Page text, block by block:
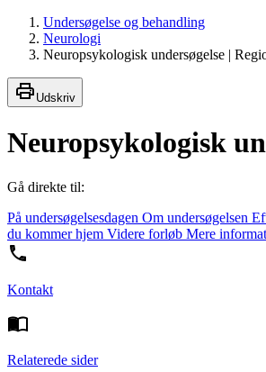
Undersøgelse og behandling
Neurologi
Neuropsykologisk undersøgelse |
Udskriv
Neuropsykologisk
Gå direkte til:
På undersøgelsesdagen Om undersøgelsen
du kommer hjem Videre forløb Mere
Kontakt
Relaterede sider